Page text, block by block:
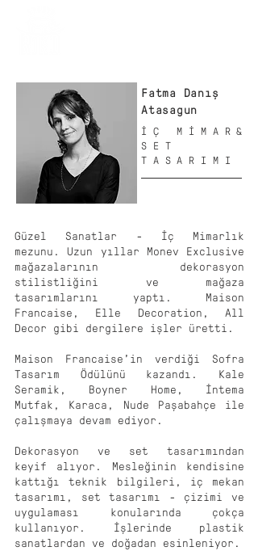
Güzel Sanatlar - İç Mimarlık
mezunu. Uzun yıllar Monev Exclusive
mağazalarının dekorasyon
stilistliğini ve mağaza
tasarımlarını yaptı. Maison
Francaise, Elle Decoration, All
Decor gibi dergilere işler üretti.
Maison Francaise’in verdiği Sofra
Tasarım Ödülünü kazandı. Kale
Seramik, Boyner Home, İntema
Mutfak, Karaca, Nude Paşabahçe ile
çalışmaya devam ediyor.
Dekorasyon ve set tasarımından
keyif alıyor. Mesleğinin kendisine
kattığı teknik bilgileri, iç mekan
tasarımı, set tasarımı - çizimi ve
uygulaması konularında çokça
kullanıyor. İşlerinde plastik
sanatlardan ve doğadan esinleniyor.
İÇ MİMAR&
SET
TASARIMI
Fatma Danış
Atasagun